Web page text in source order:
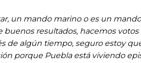
un mando marino o es un
resultados, hacemos
de algún tiempo, seguro estoy
porque Puebla está viviendo